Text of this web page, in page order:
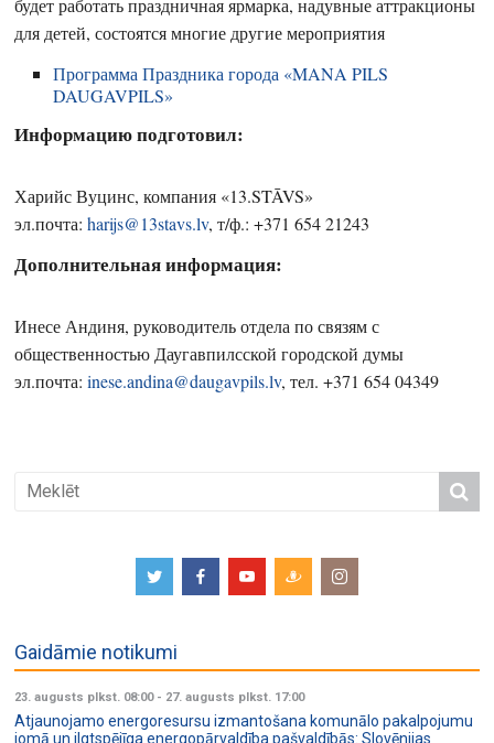
будет работать праздничная ярмарка, надувные аттракционы
для детей, состоятся многие другие мероприятия
Программа Праздника города «MANA PILS
DAUGAVPILS»
Информацию подготовил:
Харийс Вуцинс, компания «13.STĀVS»
эл.почта:harijs@13stavs.lv, т/ф.: +371 654 21243
Дополнительная информация:
Инесе Андиня, руководитель отдела по связям с
общественностью Даугавпилсской городской думы
эл.почта:inese.andina@daugavpils.lv, тел. +371 654 04349
Gaidāmie notikumi
23. augusts plkst. 08:00- 27. augusts plkst. 17:00
Atjaunojamo energoresursu izmantošana komunālo pakalpojumu
jomā un ilgtspējīga energopārvaldība pašvaldībās: Slovēnijas